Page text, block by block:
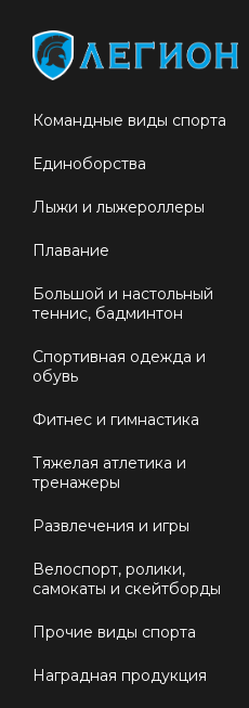
Командные виды спорта
Единоборства
Лыжи и лыжероллеры
Плавание
Большой и настольный
теннис, бадминтон
Спортивная одежда и
обувь
Фитнес и гимнастика
Тяжелая атлетика и
тренажеры
Развлечения и игры
Велоспорт, ролики,
самокаты и скейтборды
Прочие виды спорта
Наградная продукция